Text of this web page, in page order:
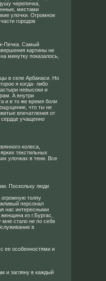
черепичка,
местами
улочки. Огромное
городов
Печка. Самый
картины не
минутку показалось,
в селе Арбанаси. Но
я когда- либо
невысоки и
А внутри
и в то же время боли
что ты не
впечатления от
учащенно
колеса,
текстильных
улочках в тени. Все
Поскольку люди
толпу
персонал
нас интересными
из г.Бургас,
мне стало не по себе
в
ее особенностями и
и загляну в каждый